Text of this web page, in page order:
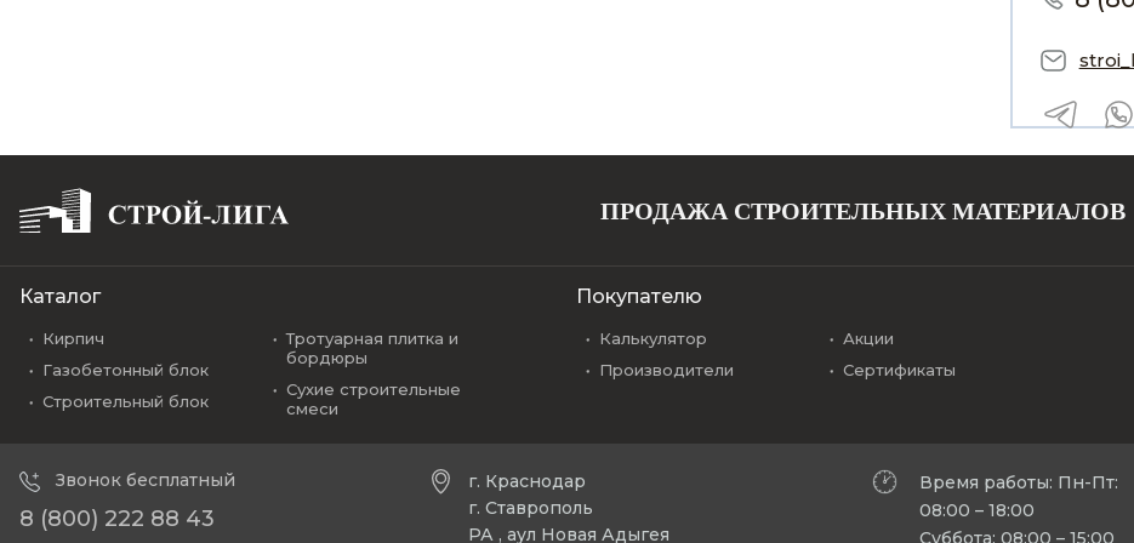
ПРОДАЖА СТРОИТЕЛЬНЫХ МАТЕРИАЛОВ
Каталог
Кирпич
Газобетонный блок
Строительный блок
Тротуарная плитка и
бордюры
Сухие строительные
смеси
Покупателю
Калькулятор
Производители
Акции
Сертификаты
Звонок бесплатный
8 (800) 222 88 43
г. Краснодар
г. Ставрополь
РА , аул Новая Адыгея
Время работы: Пн-Пт:
08:00 – 18:00
Суббота: 08:00 – 15:00